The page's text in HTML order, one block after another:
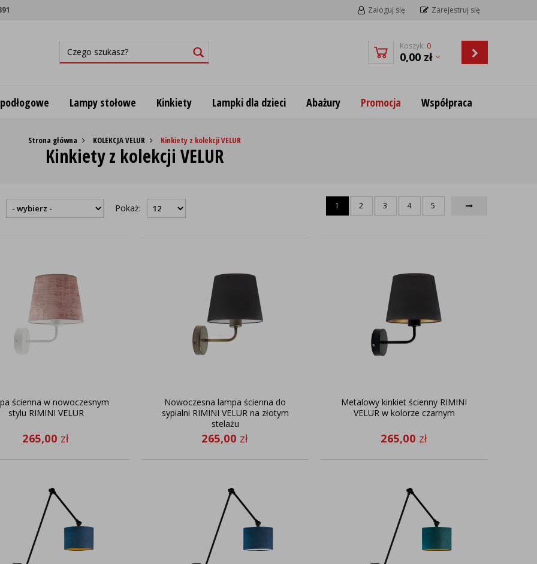
Zaloguj się Zarejestruj się
Koszyk: 0
0,00 zł
Lampy stołowe Kinkiety Lampki dla dzieci Abażury Promocja Współpraca
Strona główna KOLEKCJA VELUR Kinkiety z kolekcji VELUR
Kinkiety z kolekcji VELUR
Pokaż: 1 2 3 4 5
ścienna w nowoczesnym
stylu RIMINI VELUR
265,00 zł
Nowoczesna lampa ścienna do
sypialni RIMINI VELUR na złotym
stelażu
265,00 zł
Metalowy kinkiet ścienny RIMINI
VELUR w kolorze czarnym
265,00 zł